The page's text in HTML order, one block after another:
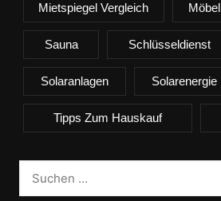
Mietspiegel Vergleich Möbel
Sauna Schlüsseldienst
Solaranlagen Solarenergie
Tipps Zum Hauskauf